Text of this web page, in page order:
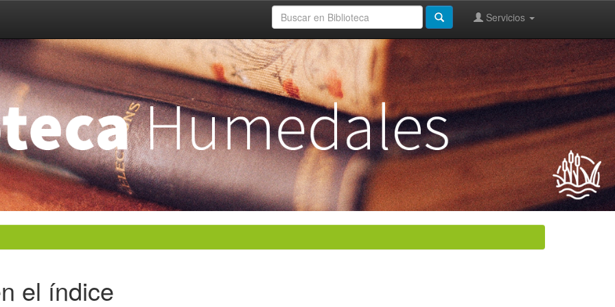
Servicios
el índice